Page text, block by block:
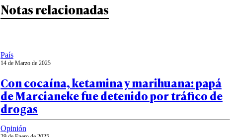
Notas relacionadas
País
14 de Marzo de 2025
Con cocaína, ketamina y marihuana: papá
de Marcianeke fue detenido por tráfico de
drogas
Opinión